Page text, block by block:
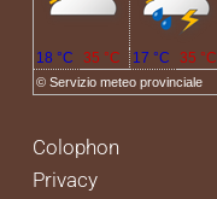
© Servizio meteo provinciale
18 °C 35 °C 17 °C 35 °C
Colophon
Privacy